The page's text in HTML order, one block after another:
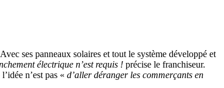
ses panneaux solaires et tout le système développé et
électrique n’est requis ! précise le franchiseur.
n’est pas « d’aller déranger les commerçants en